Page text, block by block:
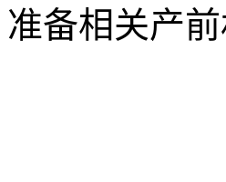
准备相关产